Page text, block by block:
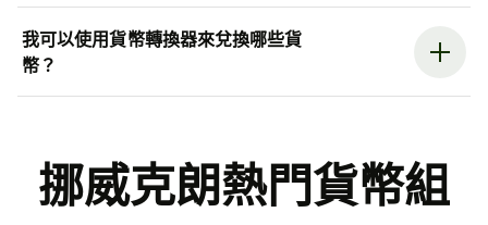
我可以使用貨幣轉換器來兌換哪些貨
幣？
挪威克朗熱門貨幣組